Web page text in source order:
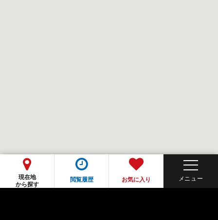
現在地
から探す
閲覧履歴 お気に入り